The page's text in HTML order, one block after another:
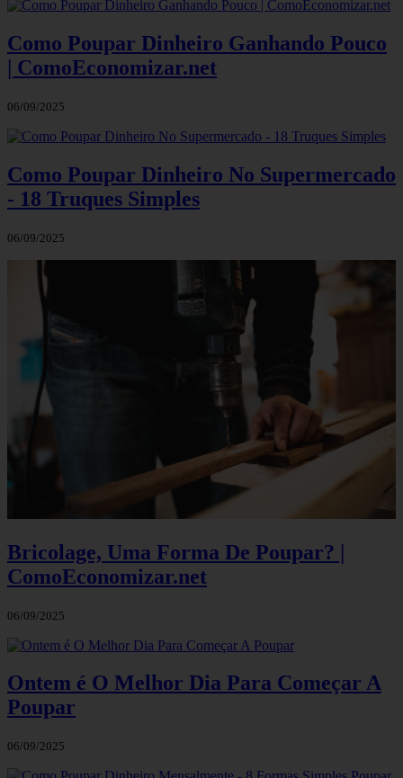
Como Poupar Dinheiro Ganhando Pouco
| ComoEconomizar.net
06/09/2025
Como Poupar Dinheiro No Supermercado
- 18 Truques Simples
06/09/2025
Bricolage, Uma Forma De Poupar? |
ComoEconomizar.net
06/09/2025
Ontem é O Melhor Dia Para Começar A
Poupar
06/09/2025